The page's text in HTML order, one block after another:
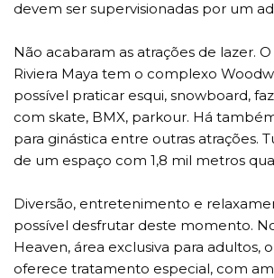
devem ser supervisionadas por um
Não acabaram as atrações de lazer.
Riviera Maya tem o complexo
possível praticar esqui, snowboard,
com skate, BMX, parkour. Há
para ginástica entre outras atrações.
de um espaço com 1,8 mil metros
Diversão, entretenimento e
possível desfrutar deste momento.
Heaven, área exclusiva para adultos,
oferece tratamento especial, com